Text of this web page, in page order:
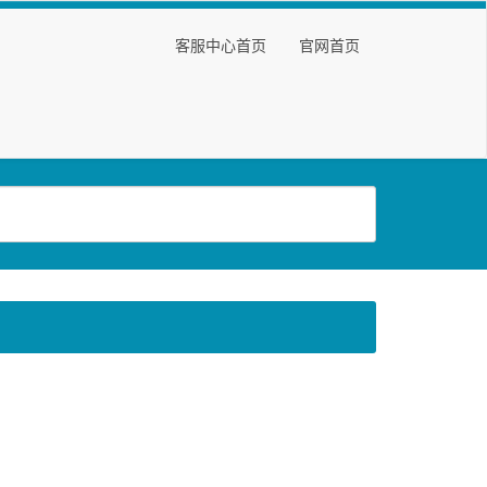
客服中心首页 官网首页